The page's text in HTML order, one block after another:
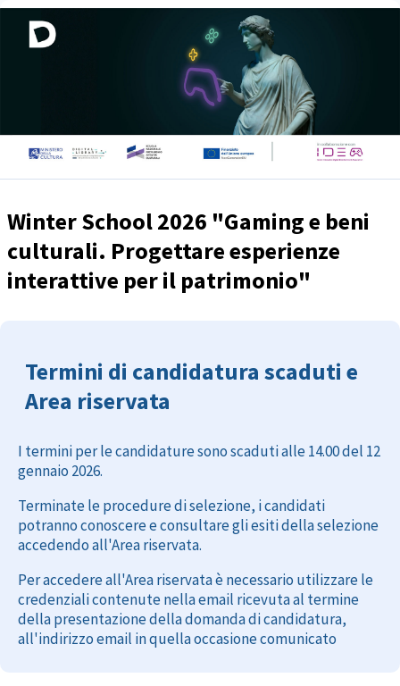
Winter School 2026 "Gaming e beni
culturali. Progettare esperienze
interattive per il patrimonio"
Termini di candidatura scaduti e
Area riservata
I termini per le candidature sono scaduti alle 14.00 del 12
gennaio 2026.
Terminate le procedure di selezione, i candidati
potranno conoscere e consultare gli esiti della selezione
accedendo all'Area riservata.
Per accedere all'Area riservata è necessario utilizzare le
credenziali contenute nella email ricevuta al termine
della presentazione della domanda di candidatura,
all'indirizzo email in quella occasione comunicato